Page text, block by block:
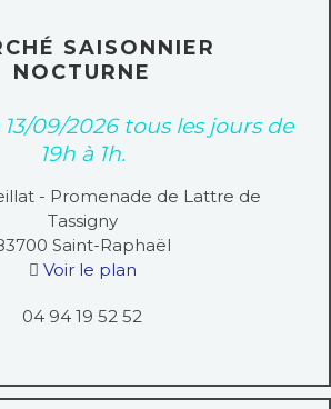
SAISONNIER
NOCTURNE
09/2026 tous les jours de
19h à 1h.
- Promenade de Lattre de
Tassigny
Saint-Raphaël
Voir le plan
04 94 19 52 52